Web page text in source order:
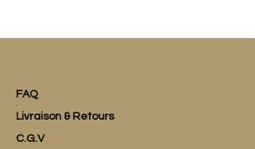
FAQ
Livraison & Retours
C.G.V